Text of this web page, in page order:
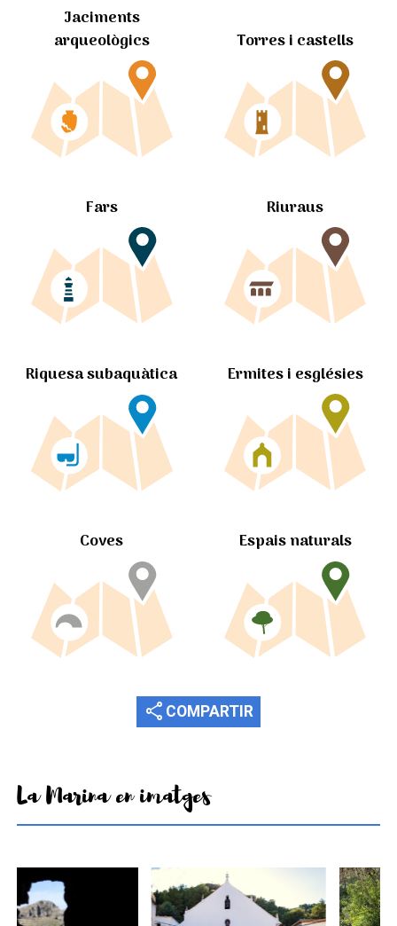
Jaciments
arqueològics
Torres i castells
Fars Riuraus
Riquesa subaquàtica Ermites i esglésies
Coves Espais naturals
share COMPARTIR
La Marina en imatges